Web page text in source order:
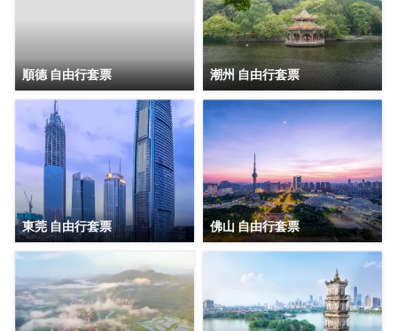
順德 自由行套票 潮州 自由行套票
東莞 自由行套票 佛山 自由行套票